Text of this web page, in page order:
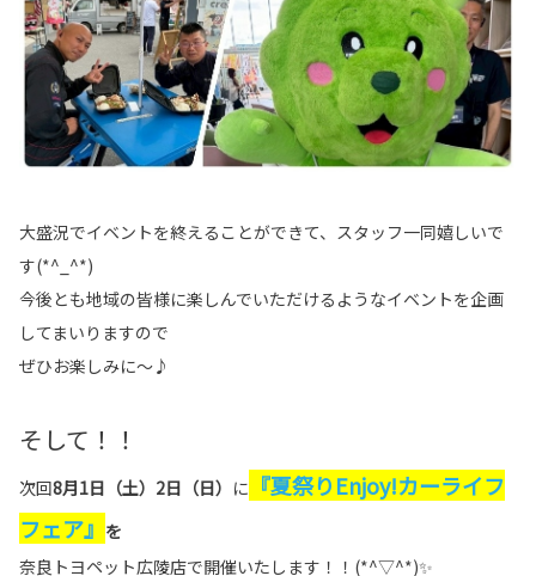
大盛況でイベントを終えることができて、スタッフ一同嬉しいで
す(*^_^*)
今後とも地域の皆様に楽しんでいただけるようなイベントを企画
してまいりますので
ぜひお楽しみに～♪
そして！！
次回8月1日（土）2日（日） に 『夏祭りEnjoy!カーライフ
フェア』 を
奈良トヨペット広陵店で開催いたします！！(*^▽^*)✨